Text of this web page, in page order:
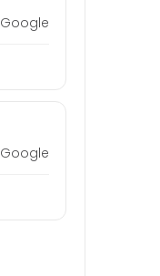
Google
Google